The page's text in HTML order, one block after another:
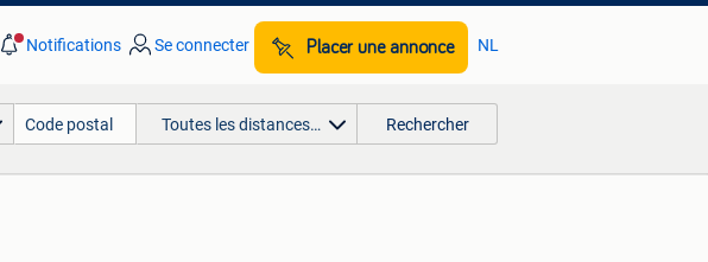
Notifications Se connecter Placer une annonce NL
Toutes les distances… Rechercher